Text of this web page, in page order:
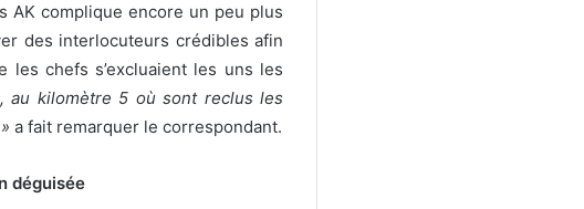
AK complique encore un peu plus
des interlocuteurs crédibles afin
chefs s’excluaient les uns les
au kilomètre 5 où sont reclus les
a fait remarquer le correspondant.
déguisée